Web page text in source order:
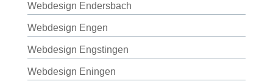
Webdesign Endersbach
Webdesign Engen
Webdesign Engstingen
Webdesign Eningen